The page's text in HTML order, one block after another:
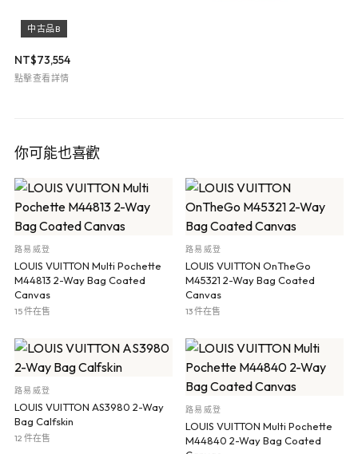
中古品B
NT$73,554
點擊查看詳情
你可能也喜歡
路易威登
LOUIS VUITTON Multi Pochette
M44813 2-Way Bag Coated
Canvas
15 件在售
路易威登
LOUIS VUITTON OnTheGo
M45321 2-Way Bag Coated
Canvas
13 件在售
路易威登
LOUIS VUITTON AS3980 2-Way
Bag Calfskin
12 件在售
路易威登
LOUIS VUITTON Multi Pochette
M44840 2-Way Bag Coated